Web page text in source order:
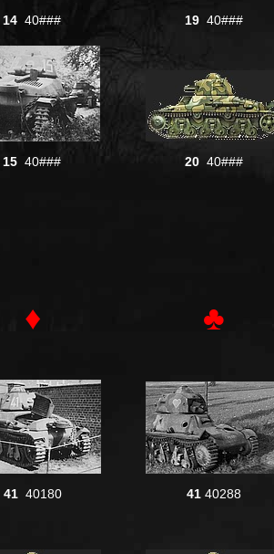
1440### 1940###
1540### 2040###
♦ ♣
41 40180 41 40288